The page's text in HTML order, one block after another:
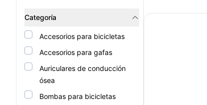
Categoría
Accesorios para bicicletas
Accesorios para gafas
Auriculares de conducción
ósea
Bombas para bicicletas
Luz Linterna